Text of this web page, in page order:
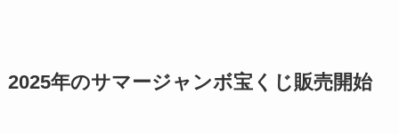
2025年のサマージャンボ宝くじ販売開始